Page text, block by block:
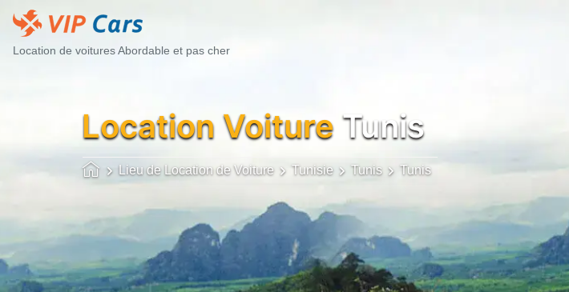
Location de voitures Abordable et pas cher
Location Voiture Tunis
Lieu de Location de Voiture Tunisie Tunis Tunis